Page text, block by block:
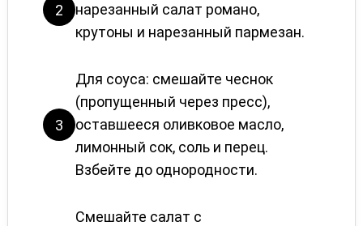
2
нарезанный салат романо,
крутоны и нарезанный пармезан.
3
Для соуса: смешайте чеснок
(пропущенный через пресс),
оставшееся оливковое масло,
лимонный сок, соль и перец.
Взбейте до однородности.
Смешайте салат с